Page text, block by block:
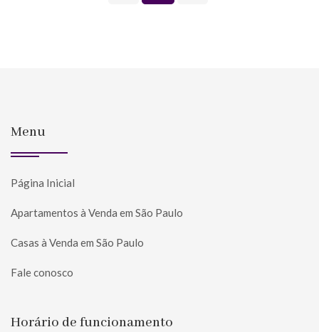
Menu
Página Inicial
Apartamentos à Venda em São Paulo
Casas à Venda em São Paulo
Fale conosco
Horário de funcionamento